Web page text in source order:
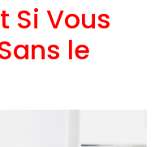
Si Vous
le